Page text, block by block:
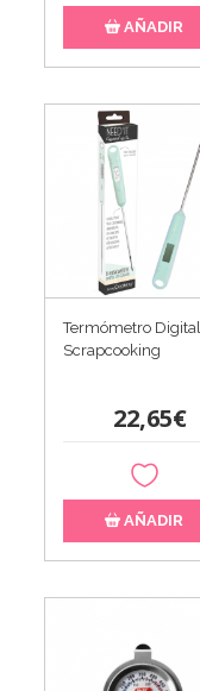
AÑADIR
Termómetro Digital
Scrapcooking
22,65€
AÑADIR